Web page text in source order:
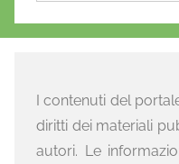
I contenuti del
diritti dei materiali
autori. Le